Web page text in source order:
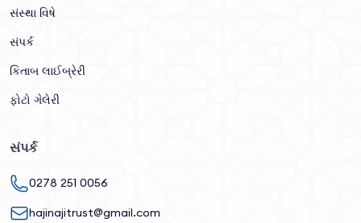
સંસ્થા વિષે
સંપર્ક
કિતાબ લાઈબ્રેરી
ફોટો ગેલેરી
સંપર્ક
0278 251 0056
hajinajitrust@gmail.com